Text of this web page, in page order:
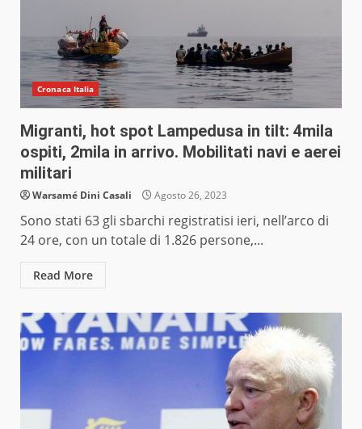
Cronaca Italia
Migranti, hot spot Lampedusa in tilt: 4mila
ospiti, 2mila in arrivo. Mobilitati navi e aerei
militari
Warsamé Dini Casali Agosto 26, 2023
Sono stati 63 gli sbarchi registratisi ieri, nell’arco di
24 ore, con un totale di 1.826 persone,...
Read More